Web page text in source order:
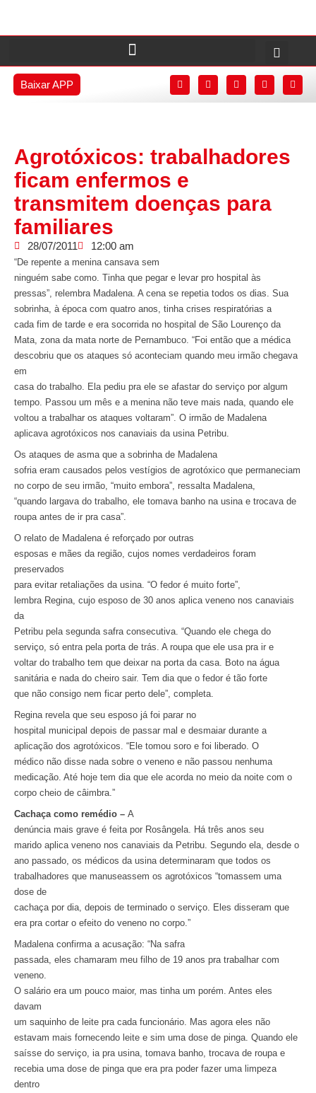
Baixar APP
Agrotóxicos: trabalhadores
ficam enfermos e
transmitem doenças para
familiares
28/07/2011 12:00 am
“De repente a menina cansava sem
ninguém sabe como. Tinha que pegar e levar pro hospital às
pressas”, relembra Madalena. A cena se repetia todos os dias. Sua
sobrinha, à época com quatro anos, tinha crises respiratórias a
cada fim de tarde e era socorrida no hospital de São Lourenço da
Mata, zona da mata norte de Pernambuco. “Foi então que a médica
descobriu que os ataques só aconteciam quando meu irmão chegava
em
casa do trabalho. Ela pediu pra ele se afastar do serviço por algum
tempo. Passou um mês e a menina não teve mais nada, quando ele
voltou a trabalhar os ataques voltaram”. O irmão de Madalena
aplicava agrotóxicos nos canaviais da usina Petribu.
Os ataques de asma que a sobrinha de Madalena
sofria eram causados pelos vestígios de agrotóxico que permaneciam
no corpo de seu irmão, “muito embora”, ressalta Madalena,
“quando largava do trabalho, ele tomava banho na usina e trocava de
roupa antes de ir pra casa”.
O relato de Madalena é reforçado por outras
esposas e mães da região, cujos nomes verdadeiros foram
preservados
para evitar retaliações da usina. “O fedor é muito forte”,
lembra Regina, cujo esposo de 30 anos aplica veneno nos canaviais
da
Petribu pela segunda safra consecutiva. “Quando ele chega do
serviço, só entra pela porta de trás. A roupa que ele usa pra ir e
voltar do trabalho tem que deixar na porta da casa. Boto na água
sanitária e nada do cheiro sair. Tem dia que o fedor é tão forte
que não consigo nem ficar perto dele”, completa.
Regina revela que seu esposo já foi parar no
hospital municipal depois de passar mal e desmaiar durante a
aplicação dos agrotóxicos. “Ele tomou soro e foi liberado. O
médico não disse nada sobre o veneno e não passou nenhuma
medicação. Até hoje tem dia que ele acorda no meio da noite com o
corpo cheio de câimbra.”
Cachaça como remédio – A
denúncia mais grave é feita por Rosângela. Há três anos seu
marido aplica veneno nos canaviais da Petribu. Segundo ela, desde o
ano passado, os médicos da usina determinaram que todos os
trabalhadores que manuseassem os agrotóxicos “tomassem uma
dose de
cachaça por dia, depois de terminado o serviço. Eles disseram que
era pra cortar o efeito do veneno no corpo.”
Madalena confirma a acusação: “Na safra
passada, eles chamaram meu filho de 19 anos pra trabalhar com
veneno.
O salário era um pouco maior, mas tinha um porém. Antes eles
davam
um saquinho de leite pra cada funcionário. Mas agora eles não
estavam mais fornecendo leite e sim uma dose de pinga. Quando ele
saísse do serviço, ia pra usina, tomava banho, trocava de roupa e
recebia uma dose de pinga que era pra poder fazer uma limpeza
dentro